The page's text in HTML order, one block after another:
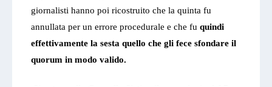
giornalisti hanno poi ricostruito che la quinta fu
annullata per un errore procedurale e che fu quindi
effettivamente la sesta quello che gli fece sfondare il
quorum in modo valido.